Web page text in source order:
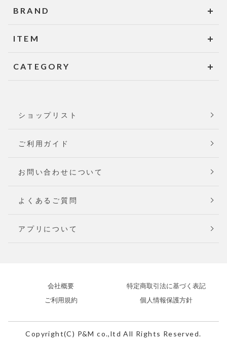
BRAND
ITEM
CATEGORY
ショップリスト
ご利用ガイド
お問い合わせについて
よくあるご質問
アプリについて
会社概要
特定商取引法に基づく表記
ご利用規約
個人情報保護方針
Copyright(C) P&M co.,ltd All Rights Reserved.